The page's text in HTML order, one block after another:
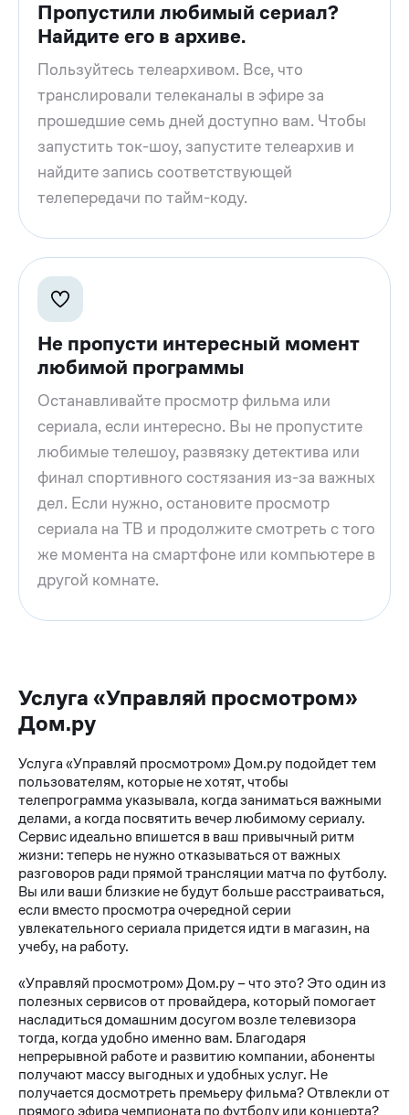
Пропустили любимый сериал?
Найдите его в архиве.
Пользуйтесь телеархивом. Все, что
транслировали телеканалы в эфире за
прошедшие семь дней доступно вам. Чтобы
запустить ток-шоу, запустите телеархив и
найдите запись соответствующей
телепередачи по тайм-коду.
Не пропусти интересный момент
любимой программы
Останавливайте просмотр фильма или
сериала, если интересно. Вы не пропустите
любимые телешоу, развязку детектива или
финал спортивного состязания из-за важных
дел. Если нужно, остановите просмотр
сериала на ТВ и продолжите смотреть с того
же момента на смартфоне или компьютере в
другой комнате.
Услуга «Управляй просмотром»
Дом.ру
Услуга «Управляй просмотром» Дом.ру подойдет тем
пользователям, которые не хотят, чтобы
телепрограмма указывала, когда заниматься важными
делами, а когда посвятить вечер любимому сериалу.
Сервис идеально впишется в ваш привычный ритм
жизни: теперь не нужно отказываться от важных
разговоров ради прямой трансляции матча по футболу.
Вы или ваши близкие не будут больше расстраиваться,
если вместо просмотра очередной серии
увлекательного сериала придется идти в магазин, на
учебу, на работу.
«Управляй просмотром» Дом.ру – что это? Это один из
полезных сервисов от провайдера, который помогает
насладиться домашним досугом возле телевизора
тогда, когда удобно именно вам. Благодаря
непрерывной работе и развитию компании, абоненты
получают массу выгодных и удобных услуг. Не
получается досмотреть премьеру фильма? Отвлекли от
прямого эфира чемпионата по футболу или концерта?